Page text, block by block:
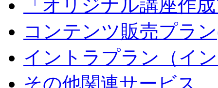
「オリジナル講座作
コンテンツ販売プラ
イントラプラン（イ
その他関連サービス